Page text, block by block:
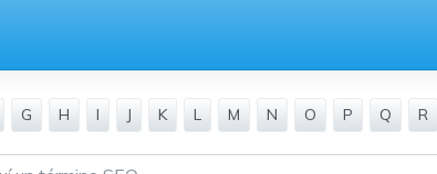
G H I J K L M N O P Q R